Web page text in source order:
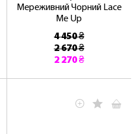
Мереживний Чорний Lace
Me Up
4 450 ₴
2 670 ₴
2 270 ₴